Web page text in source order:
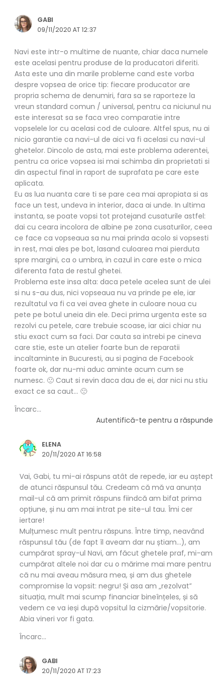
GABI
09/11/2020 AT 12:37
Navi este intr-o multime de nuante, chiar daca numele
este acelasi pentru produse de la producatori diferiti.
Asta este una din marile probleme cand este vorba
despre vopsea de orice tip: fiecare producator are
propria schema de denumiri, fara sa se raporteze la
vreun standard comun / universal, pentru ca niciunul nu
este interesat sa se faca vreo comparatie intre
vopselele lor cu acelasi cod de culoare. Altfel spus, nu ai
nicio garantie ca navi-ul de aici va fi acelasi cu navi-ul
ghetelor. Dincolo de asta, mai este problema aderentei,
pentru ca orice vopsea isi mai schimba din proprietati si
din aspectul final in raport de suprafata pe care este
aplicata.
Eu as lua nuanta care ti se pare cea mai apropiata si as
face un test, undeva in interior, daca ai unde. In ultima
instanta, se poate vopsi tot protejand cusaturile astfel:
dai cu ceara incolora de albine pe zona cusaturilor, ceea
ce face ca vopseaua sa nu mai prinda acolo si vopsesti
in rest, mai ales pe bot, lasand culoarea mai pierduta
spre margini, ca o umbra, in cazul in care este o mica
diferenta fata de restul ghetei.
Problema este insa alta: daca petele acelea sunt de ulei
si nu s-au dus, nici vopseaua nu va prinde pe ele, iar
rezultatul va fi ca vei avea ghete in culoare noua cu
pete pe botul uneia din ele. Deci prima urgenta este sa
rezolvi cu petele, care trebuie scoase, iar aici chiar nu
stiu exact cum sa faci. Dar cauta sa intrebi pe cineva
care stie, este un atelier foarte bun de reparatii
incaltaminte in Bucuresti, au si pagina de Facebook
foarte ok, dar nu-mi aduc aminte acum cum se
numesc. 🙁 Caut si revin daca dau de ei, dar nici nu stiu
exact ce sa caut… 🙁
Încarc...
Autentifică-te pentru a răspunde
ELENA
20/11/2020 AT 16:58
Vai, Gabi, tu mi-ai răspuns atât de repede, iar eu aștept
de atunci răspunsul tău. Credeam că mă va anunța
mail-ul că am primit răspuns fiindcă am bifat prima
opțiune, și nu am mai intrat pe site-ul tau. Îmi cer
iertare!
Mulțumesc mult pentru răspuns. Între timp, neavând
răspunsul tău (de fapt îl aveam dar nu știam…), am
cumpărat spray-ul Navi, am făcut ghetele praf, mi-am
cumpărat altele noi dar cu o mărime mai mare pentru
că nu mai aveau măsura mea, și am dus ghetele
compromise la vopsit: negru! Și asa am „rezolvat”
situația, mult mai scump financiar bineînțeles, și să
vedem ce va ieși după vopsitul la cizmărie/vopsitorie.
Abia vineri vor fi gata.
Încarc...
GABI
20/11/2020 AT 17:23